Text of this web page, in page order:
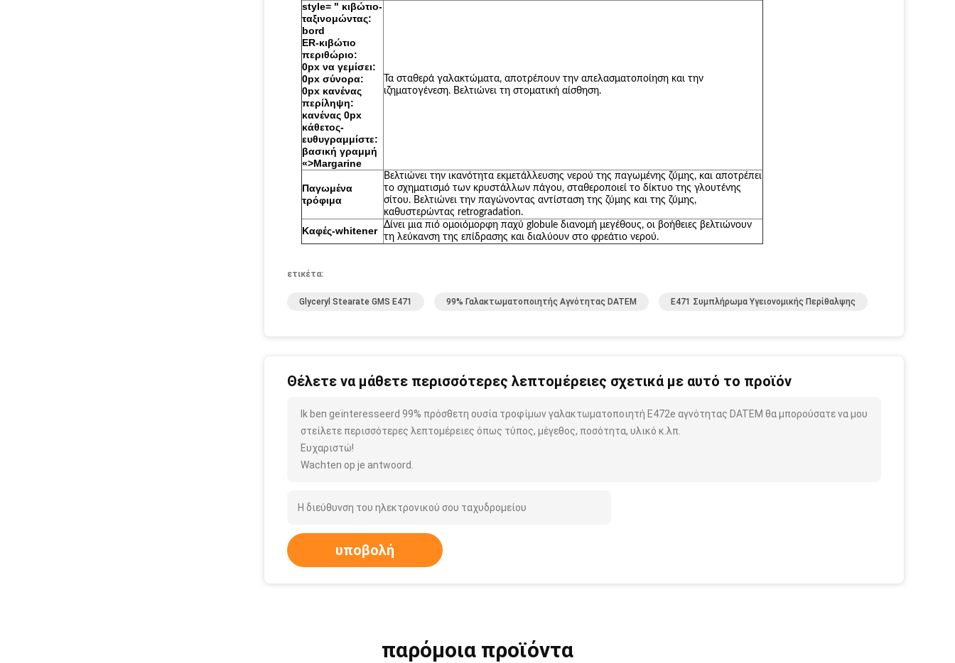
style= " κιβώτιο-
ταξινομώντας:
bord
ER-κιβώτιο
περιθώριο:
0px να γεμίσει:
0px σύνορα:
0px κανένας
περίληψη:
κανένας 0px
κάθετος-
ευθυγραμμίστε:
βασική γραμμή
«>Margarine
Τα σταθερά γαλακτώματα, αποτρέπουν την απελασματοποίηση και την
ιζηματογένεση. Βελτιώνει τη στοματική αίσθηση.
Παγωμένα
τρόφιμα
Βελτιώνει την ικανότητα εκμετάλλευσης νερού της παγωμένης ζύμης, και αποτρέπει
το σχηματισμό των κρυστάλλων πάγου, σταθεροποιεί το δίκτυο της γλουτένης
σίτου. Βελτιώνει την παγώνοντας αντίσταση της ζύμης και της ζύμης,
καθυστερώντας retrogradation.
Καφές-whitener
Δίνει μια πιό ομοιόμορφη παχύ globule διανομή μεγέθους, οι βοήθειες βελτιώνουν
τη λεύκανση της επίδρασης και διαλύουν στο φρεάτιο νερού.
ετικέτα:
Glyceryl Stearate GMS E471 99% Γαλακτωματοποιητής Αγνότητας DATEM E471 Συμπλήρωμα Υγειονομικής Περίθαλψης
Θέλετε να μάθετε περισσότερες λεπτομέρειες σχετικά με αυτό το προϊόν
Ik ben geïnteresseerd 99% πρόσθετη ουσία τροφίμων γαλακτωματοποιητή E472e αγνότητας DATEM θα μπορούσατε να μου
στείλετε περισσότερες λεπτομέρειες όπως τύπος, μέγεθος, ποσότητα, υλικό κ.λπ.
Ευχαριστώ!
Wachten op je antwoord.
υποβολή
παρόμοια προϊόντα